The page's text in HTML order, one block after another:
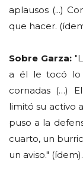
aplausos (...)
que hacer.
Sobre Garza:
a él le tocó lo
cornadas (…)
limitó su activo
puso a la
cuarto, un
un aviso." (ídem).